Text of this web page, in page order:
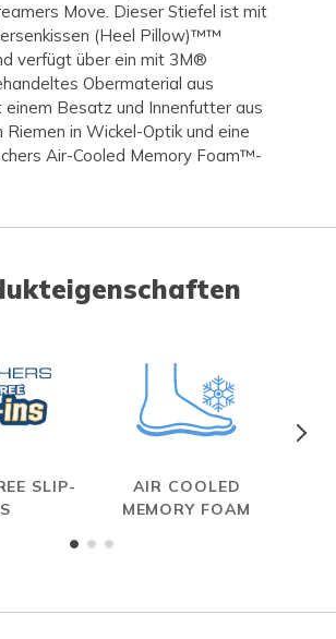
Move. Dieser Stiefel ist mit
(Heel Pillow)™™
verfügt über ein mit 3M®
Obermaterial aus
einem Besatz und Innenfutter aus
Riemen in Wickel-Optik und eine
Air-Cooled Memory Foam™-
SLIP-
AIR COOLED
MEMORY FOAM